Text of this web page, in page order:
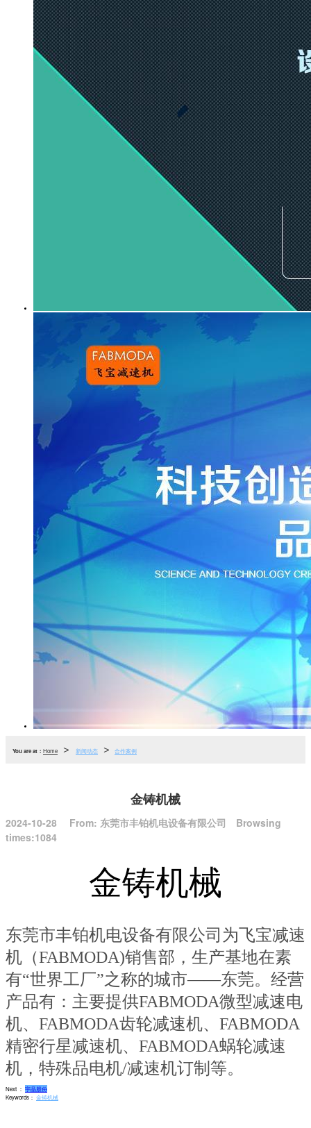
You are at： Home > 新闻动态 > 合作案例
金铸机械
2024-10-28
From: 东莞市丰铂机电设备有限公司
Browsing
times:1084
金铸机械
东莞市丰铂机电设备有限公司 为飞宝减速
机（FABMODA)销售部，生产基地在素
有“世界工厂”之称的城市——东莞。 经营
产品有：主要提供FABMODA微型减速电
机、FABMODA齿轮减速机、FABMODA
精密行星减速机、FABMODA蜗轮减速
机，特殊品电机/减速机订制等。
Next ： 宇晶股份
Keywords： 金铸机械